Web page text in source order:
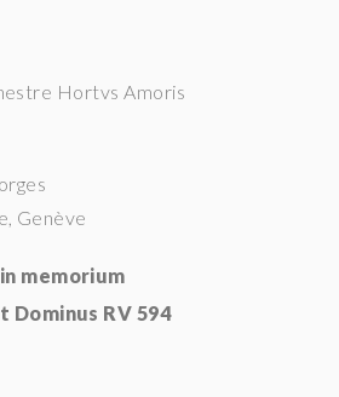
Hortvs Amoris
Genève
memorium
Dominus RV 594